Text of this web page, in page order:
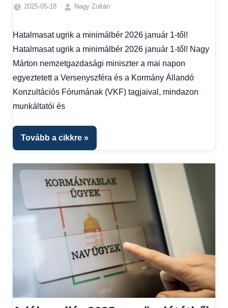
2025-05-18
Nagy Zoltán
hírek,
Gazdaság,
Hírek,
Hírek
kézből,
Hatalmasat ugrik a minimálbér 2026 január 1-től!
Hatalmasat ugrik a minimálbér 2026 január 1-től! Nagy
Márton nemzetgazdasági miniszter a mai napon
egyeztetett a Versenyszféra és a Kormány Állandó
Konzultációs Fórumának (VKF) tagjaival, mindazon
munkáltatói és
Tovább a cikkre